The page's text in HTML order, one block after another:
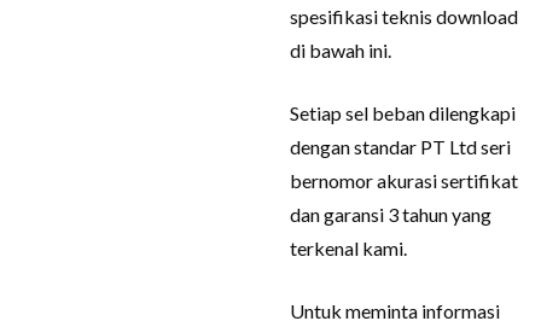
spesifikasi teknis download
di bawah ini.
Setiap sel beban dilengkapi
dengan standar PT Ltd seri
bernomor akurasi sertifikat
dan garansi 3 tahun yang
terkenal kami.
Untuk meminta informasi